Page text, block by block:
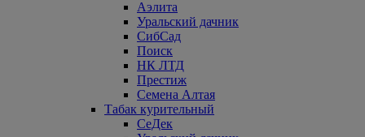
Аэлита
Уральский дачник
СибСад
Поиск
НК ЛТД
Престиж
Семена Алтая
Табак курительный
СеДек